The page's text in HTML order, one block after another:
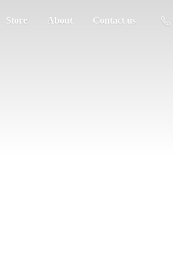
Store About Contact us